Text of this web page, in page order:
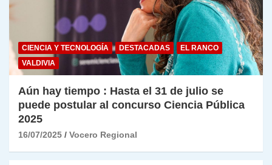
CIENCIA Y TECNOLOGÍA DESTACADAS
EL RANCO
VALDIVIA
Aún hay tiempo : Hasta el 31 de julio se
puede postular al concurso Ciencia Pública
2025
16/07/2025 Vocero Regional